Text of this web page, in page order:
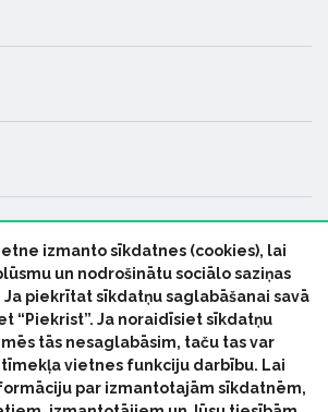
SŪTĪT
visas tiesības paturētas
izmanto sīkdatnes (cookies), lai
un nodrošinātu sociālo saziņas
piekrītat sīkdatņu saglabāšanai savā
“Piekrist”. Ja noraidīsiet sīkdatņu
tās nesaglabāsim, taču tas var
vietnes funkciju darbību. Lai
par izmantotajām sīkdatnēm,